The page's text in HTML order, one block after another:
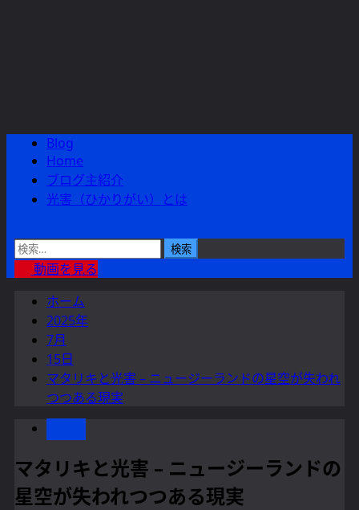
ュ
ー
Blog
Home
ブログ主紹介
光害（ひかりがい）とは
検
動画を見る
ホーム
2025年
7月
15日
マタリキと光害 – ニュージーランドの星空が失われ
つつある現実
マタリキと光害 – ニュージーランドの
星空が失われつつある現実